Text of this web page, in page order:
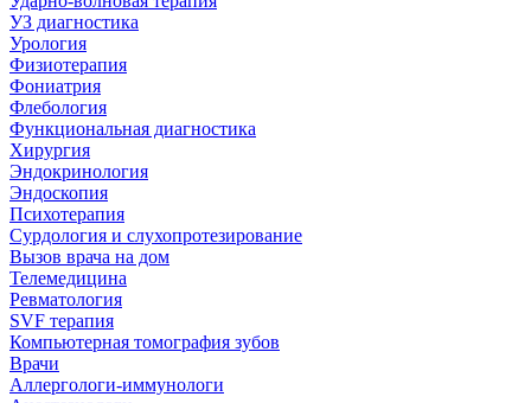
УЗ диагностика
Урология
Физиотерапия
Фониатрия
Флебология
Функциональная диагностика
Хирургия
Эндокринология
Эндоскопия
Психотерапия
Сурдология и слухопротезирование
Вызов врача на дом
Телемедицина
Ревматология
SVF терапия
Компьютерная томография зубов
Врачи
Аллергологи-иммунологи